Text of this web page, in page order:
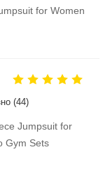
for Women
(44)
Jumpsuit for
Gym Sets